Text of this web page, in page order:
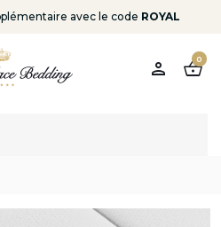
avec le code ROYAL
person shopping_basket
0